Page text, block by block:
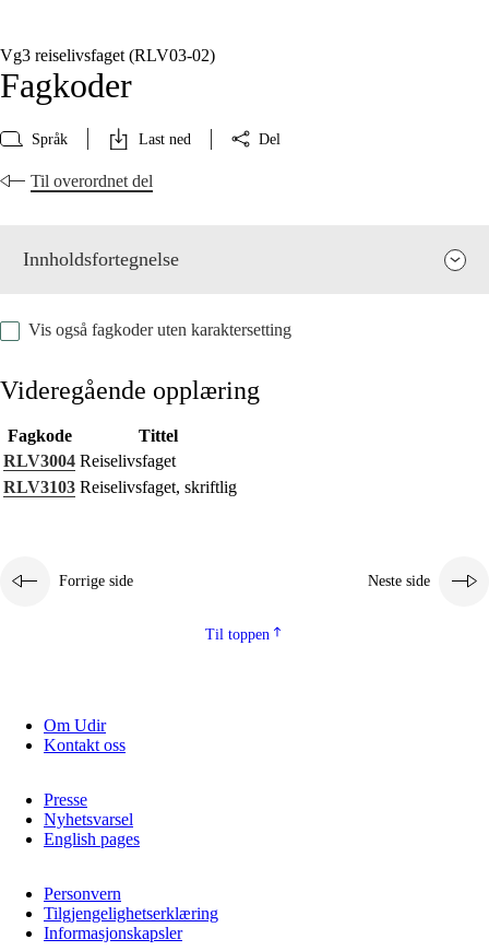
Vg3 reiselivsfaget (RLV03‑02)
Fagkoder
Språk Last ned Del
Til overordnet del
Innholdsfortegnelse
Fagets relevans og sentrale verdier
Kjerneelementer
Vis også fagkoder uten karaktersetting
Videregående opplæring
Fagkode
Tittel
RLV3004 Reiselivsfaget
RLV3103 Reiselivsfaget, skriftlig
Forrige side Neste side
Til toppen
Om Udir
Kontakt oss
Presse
Nyhetsvarsel
English pages
Personvern
Tilgjengelighetserklæring
Informasjonskapsler